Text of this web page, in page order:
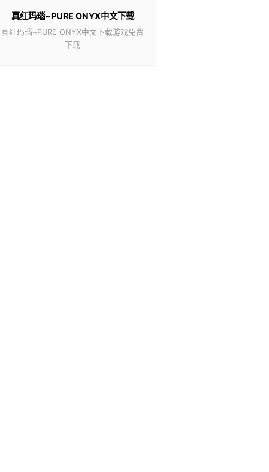
真红玛瑙~PURE ONYX中文下载
真红玛瑙~PURE ONYX中文下载游戏免费
下载